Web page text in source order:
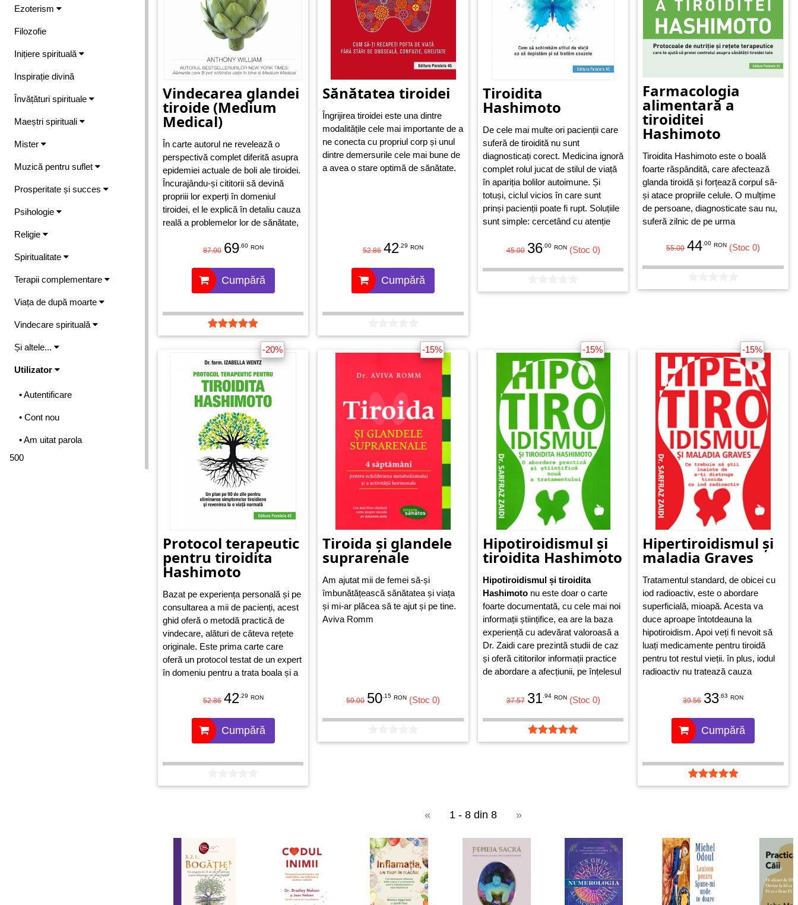
Ezoterism
Filozofie
Inițiere spirituală
Inspirație divină
Învățături spirituale
Maeștri spirituali
Mister
Muzică pentru suflet
Prosperitate și succes
Psihologie
Religie
Spiritualitate
Terapii complementare
Viața de după moarte
Vindecare spirituală
Și altele...
Utilizator
• Autentificare
• Cont nou
• Am uitat parola
500
Vindecarea glandei
tiroide (Medium
Medical)
În carte autorul ne revelează o
perspectivă complet diferită asupra
epidemiei actuale de boli ale tiroidei.
Încurajându-și cititorii să devină
propriii lor experți în domeniul
tiroidei, el le explică în detaliu cauza
reală a problemelor lor de sănătate,
autoimune și a zeci de alte
oferă o trusă de prim ajutor care le
poate schimba întreaga viață,
tiroidă și să își recapete sănătatea și
vitalitatea. Abordarea lui diferă de
toate celelalte și așa cum îți pot
confirma deja milioane de fani și de
adepți care îl urmează – este o
abordare care dă rezultate foarte
87.00 69.60 RON
Cumpără
Sănătatea tiroidei
Îngrijirea tiroidei este una dintre
modalitățile cele mai importante de a
ne conecta cu propriul corp și unul
dintre demersurile cele mai bune de
a avea o stare optimă de sănătate.
52.86 42 .29 RON
Cumpără
Tiroidita
Hashimoto
De cele mai multe ori pacienții care
suferă de tiroidită nu sunt
diagnosticați corect. Medicina ignoră
complet rolul jucat de stilul de viață
în apariția bolilor autoimune. Și
totuși, ciclul vicios în care sunt
prinși pacienții poate fi rupt. Soluțiile
sunt simple: cercetând cu atenție
/ AȘA NU după care să ne ghidăm
generală de sănătate mult mai bună.
45.00 36 .00 RON (Stoc 0)
Farmacologia
alimentară a
tiroiditei
Hashimoto
Tiroidita Hashimoto este o boală
foarte răspândită, care afectează
glanda tiroidă și forțează corpul să-
și atace propriile celule. O mulțime
de persoane, diagnosticate sau nu,
suferă zilnic de pe urma
se numără tusea cronică,
combaterea tiroiditei cu rețete
savuroase ușor de realizat, care
încântă papilele gustative în timp ce
hrănesc organismul.
55.00 44.00 RON (Stoc 0)
-20%
Protocol terapeutic
pentru tiroidita
Hashimoto
Bazat pe experiența personală și pe
consultarea a mii de pacienți, acest
ghid oferă o metodă practică de
vindecare, alături de câteva rețete
originale. Este prima carte care
oferă un protocol testat de un expert
în domeniu pentru a trata boala și a
52.86 42 .29 RON
Cumpără
-15%
Tiroida și glandele
suprarenale
Am ajutat mii de femei să-și
îmbunătățească sănătatea și viața
și mi-ar plăcea să te ajut și pe tine.
Aviva Romm
59.00 50 .15 RON (Stoc 0)
-15%
Hipotiroidismul și
tiroidita Hashimoto
Hipotiroidismul și tiroidita
Hashimotonu este doar o carte
foarte documentată, cu cele mai noi
informații științifice, ea are la baza
experiență cu adevărat valoroasă a
Dr. Zaidi care prezintă studii de caz
și oferă cititorilor informații practice
de abordare a afecțiunii, pe înțelesul
37.57 31 .94 RON (Stoc 0)
-15%
Hipertiroidismul și
maladia Graves
Tratamentul standard, de obicei cu
iod radioactiv, este o abordare
superficială, mioapă. Acesta va
duce aproape întotdeauna la
hipotiroidism. Apoi veți fi nevoit să
luați medicamente pentru tiroidă
pentru tot restul vieții. în plus, iodul
radioactiv nu tratează cauza
autoimună care continuă să
într-o altă boală autoimună. Nici
medicamentele și nici chirurgia nu
oferă ajutor doar temporar. Odată ce
ați încetat tratamentul simptomele
revin.
39.56 33 .63 RON
Cumpără
« 1 - 8 din 8 »